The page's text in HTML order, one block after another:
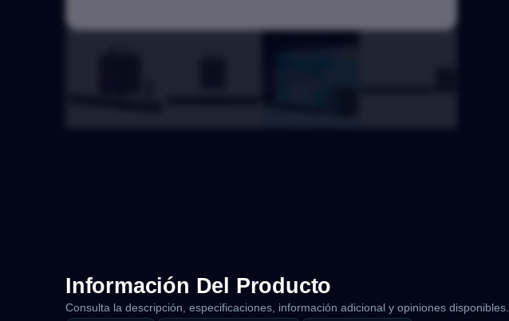
Información Del Producto
Consulta la descripción, especificaciones, información adicional y opiniones disponibles.